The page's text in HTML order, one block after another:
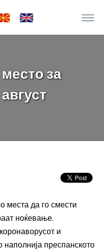
за
места да го смести
ноќевање.
и
преспанското